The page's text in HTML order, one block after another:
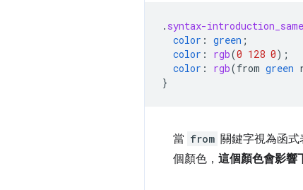
. syntax-
color : green ;
color : rgb(0 128 0);
color : rgb(from green
}
當 from 關鍵字視為函
個顏色， 這個顏色會影響